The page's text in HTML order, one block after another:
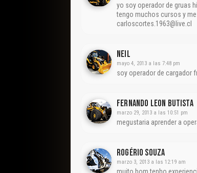
yo soy operador de gruas
tengo muchos cursos y
carloscortes.1963@live.cl
Neil
mayo 4, 2013 a las 7:48 pm
soy operador de cargador
Fernando Leon Butista
marzo 29, 2013 a las 10:51 pm
megustaria aprender a
Rogério Souza
marzo 3, 2013 a las 12:19 am